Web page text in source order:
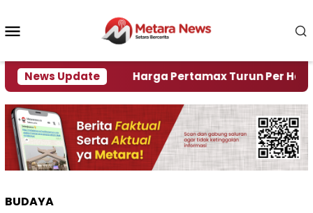
konten
News Update
Krisi Air Harga Pertamax Turun Per Hari Ini,
BUDAYA